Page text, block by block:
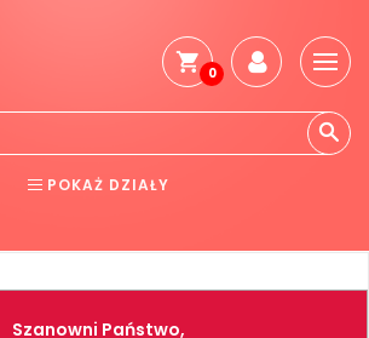
0
POKAŻ DZIAŁY
SPAWALNICTWO
Szanowni Państwo,